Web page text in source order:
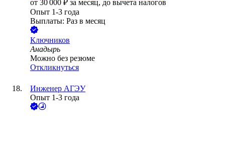
от 30 000 ₽ за месяц, до вычета налогов
Опыт 1-3 года
Выплаты: Раз в месяц
Ключников
Анадырь
Можно без резюме
Откликнуться
Инженер АГЭУ
Опыт 1-3 года